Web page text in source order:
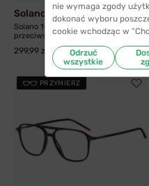
Solano
Solano 10204 B z nakładką
przeciwsłoneczną z...
299,99 zł
PRZYMIERZ
nie wymaga zgody
dokonać wyboru
cookie wchodząc w
Odrzuć
wszystkie